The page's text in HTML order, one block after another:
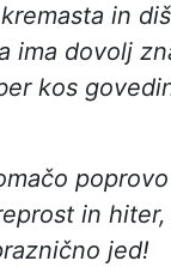
in
ima dovolj
kos
in
jed!